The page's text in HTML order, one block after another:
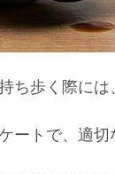
ち歩く際に
ートで、適